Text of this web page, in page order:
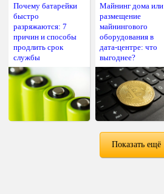
Почему батарейки
быстро
разряжаются: 7
причин и способы
продлить срок
службы
Майнинг дома или
размещение
майнингового
оборудования в
дата-центре: что
выгоднее?
Показать ещё